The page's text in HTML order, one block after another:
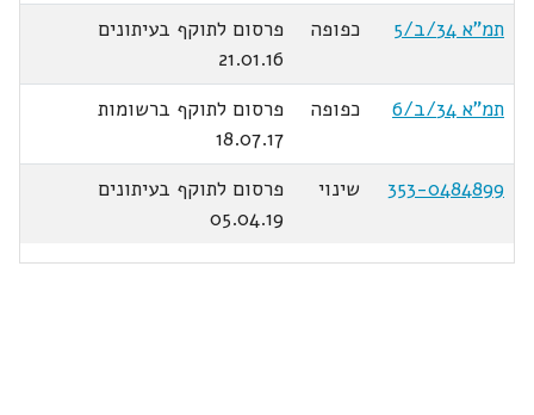
תמ"א 34/ב/5
כפופה
פרסום לתוקף בעיתונים
21.01.16
תמ"א 34/ב/6
כפופה
פרסום לתוקף ברשומות
18.07.17
353-0484899
שינוי
פרסום לתוקף בעיתונים
05.04.19